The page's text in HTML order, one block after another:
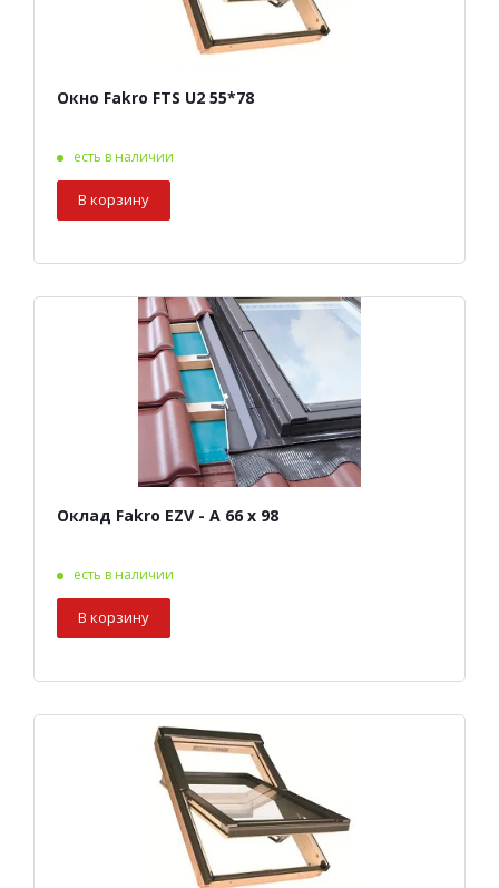
Окно Fakro FTS U2 55*78
есть в наличии
В корзину
Оклад Fakro EZV - A 66 х 98
есть в наличии
В корзину